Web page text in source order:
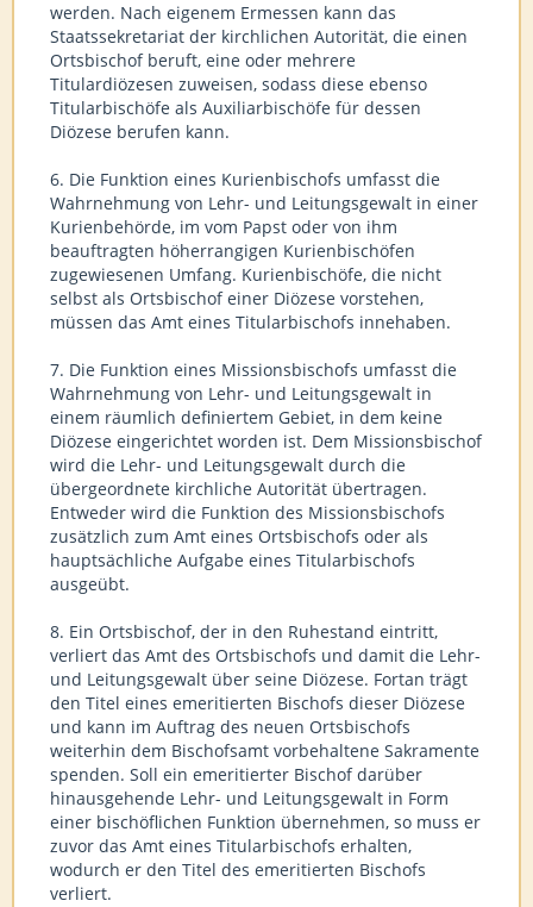
werden. Nach eigenem Ermessen kann das
Staatssekretariat der kirchlichen Autorität, die einen
Ortsbischof beruft, eine oder mehrere
Titulardiözesen zuweisen, sodass diese ebenso
Titularbischöfe als Auxiliarbischöfe für dessen
Diözese berufen kann.
6. Die Funktion eines Kurienbischofs umfasst die
Wahrnehmung von Lehr- und Leitungsgewalt in einer
Kurienbehörde, im vom Papst oder von ihm
beauftragten höherrangigen Kurienbischöfen
zugewiesenen Umfang. Kurienbischöfe, die nicht
selbst als Ortsbischof einer Diözese vorstehen,
müssen das Amt eines Titularbischofs innehaben.
7. Die Funktion eines Missionsbischofs umfasst die
Wahrnehmung von Lehr- und Leitungsgewalt in
einem räumlich definiertem Gebiet, in dem keine
Diözese eingerichtet worden ist. Dem Missionsbischof
wird die Lehr- und Leitungsgewalt durch die
übergeordnete kirchliche Autorität übertragen.
Entweder wird die Funktion des Missionsbischofs
zusätzlich zum Amt eines Ortsbischofs oder als
hauptsächliche Aufgabe eines Titularbischofs
ausgeübt.
8. Ein Ortsbischof, der in den Ruhestand eintritt,
verliert das Amt des Ortsbischofs und damit die Lehr-
und Leitungsgewalt über seine Diözese. Fortan trägt
den Titel eines emeritierten Bischofs dieser Diözese
und kann im Auftrag des neuen Ortsbischofs
weiterhin dem Bischofsamt vorbehaltene Sakramente
spenden. Soll ein emeritierter Bischof darüber
hinausgehende Lehr- und Leitungsgewalt in Form
einer bischöflichen Funktion übernehmen, so muss er
zuvor das Amt eines Titularbischofs erhalten,
wodurch er den Titel des emeritierten Bischofs
verliert.